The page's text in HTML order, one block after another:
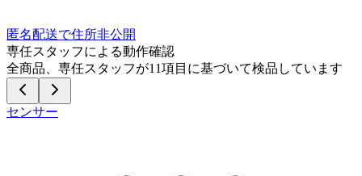
匿名配送で住所非公開
専任スタッフによる動作確認
全商品、専任スタッフが11項目に基づいて検品しています
センサー